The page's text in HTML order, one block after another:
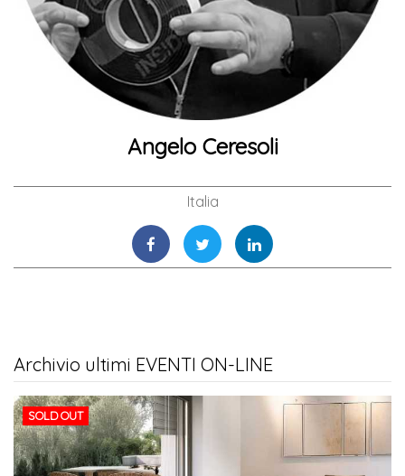
Angelo Ceresoli
Italia
Archivio ultimi EVENTI ON-LINE
SOLD OUT